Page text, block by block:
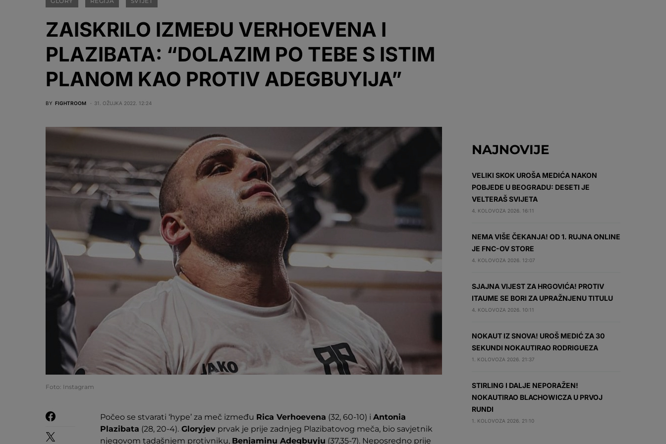
ZAISKRILO IZMEĐU VERHOEVENA I
PLAZIBATA: “DOLAZIM PO TEBE S ISTIM
PLANOM KAO PROTIV ADEGBUYIJA”
BY FIGHTROOM 31. OŽUJKA 2022. 12:24
Foto: Instagram
Počeo se stvarati ‘hype’ za meč između Rica Verhoevena (32, 60-10) i Antonia
Plazibata (28, 20-4). Gloryjev prvak je prije zadnjeg Plazibatovog meča, bio savjetnik
njegovom tadašnjem protivniku, Benjaminu Adegbuyju (37,35-7). Neposredno prije
NAJNOVIJE
VELIKI SKOK UROŠA MEDIĆA NAKON
POBJEDE U BEOGRADU: DESETI JE
VELTERAŠ SVIJETA
4. KOLOVOZA 2026. 16:11
NEMA VIŠE ČEKANJA! OD 1. RUJNA ONLINE
JE FNC-OV STORE
4. KOLOVOZA 2026. 12:07
SJAJNA VIJEST ZA HRGOVIĆA! PROTIV
ITAUME SE BORI ZA UPRAŽNJENU TITULU
4. KOLOVOZA 2026. 10:11
NOKAUT IZ SNOVA! UROŠ MEDIĆ ZA 30
SEKUNDI NOKAUTIRAO RODRIGUEZA
1. KOLOVOZA 2026. 21:37
STIRLING I DALJE NEPORAŽEN!
NOKAUTIRAO BLACHOWICZA U PRVOJ
RUNDI
1. KOLOVOZA 2026. 21:10